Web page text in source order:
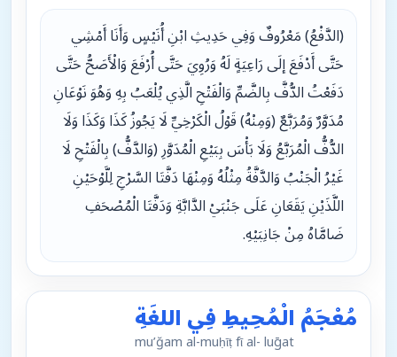
‏(‏الدَّفْعُ‏)‏ مَعْرُوفٌ وَفِي حَدِيثِ ابْنِ أُنَيْسٍ وَأَنَا أَمْشِي
حَتَّى أَدْفَعَ إلَى رَاعِيَةٍ لَهُ وَرُوِيَ حَتَّى أُرْفَعَ وَالْأَصَحُّ حَتَّى
دَفَعْتُ الدُّفَّ بِالضَّمِّ وَالْفَتْحِ الَّذِي يُلْعَبُ بِهِ وَهُوَ نَوْعَانِ
مُدَوَّرٌ وَمُرَبَّعٌ ‏(‏وَمِنْهُ‏)‏ قَوْلُ الْكَرْخِيِّ لَا يَجُوزُ كَذَا وَكَذَا وَلَا
الدُّفُّ الْمُرَبَّعُ وَلَا بَأْسَ بِبَيْعِ الْمُدَوَّرِ ‏(‏وَالدَّفُّ‏)‏ بِالْفَتْحِ لَا
غَيْرُ الْجَنْبُ وَالدَّفَّةُ مِثْلُهُ وَمِنْهَا دَفَّتَا السَّرْجِ لِلَّوْحَيْنِ
اللَّذَيْنِ يَقَعَانِ عَلَى جَنْبَيْ الدَّابَّةِ وَدَفَّتَا الْمُصْحَفِ
ضَامَّاهُ مِنْ جَانِبَيْهِ‏.‏
مُعْجَمُ الْمُحِيطِ فِي اللغَةِ
mu’ğam al-muḥῑṭ fῑ al- luḡat